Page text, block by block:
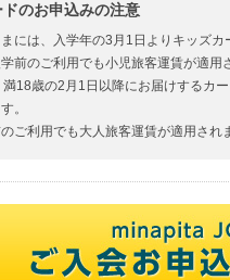
のお申込みの注意
には、入学年の3月1日よりキッズカ
前のご利用でも小児旅客運賃が適用
18歳の2月1日以降にお届けするカー
。
ご利用でも大人旅客運賃が適用され